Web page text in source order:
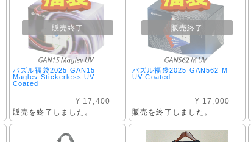
販売終了
パズル福袋2025 GAN15
Maglev Stickerless UV-
Coated
¥ 17,400
販売を終了しました。
販売終了
パズル福袋2025 GAN562 M
UV-Coated
¥ 17,000
販売を終了しました。